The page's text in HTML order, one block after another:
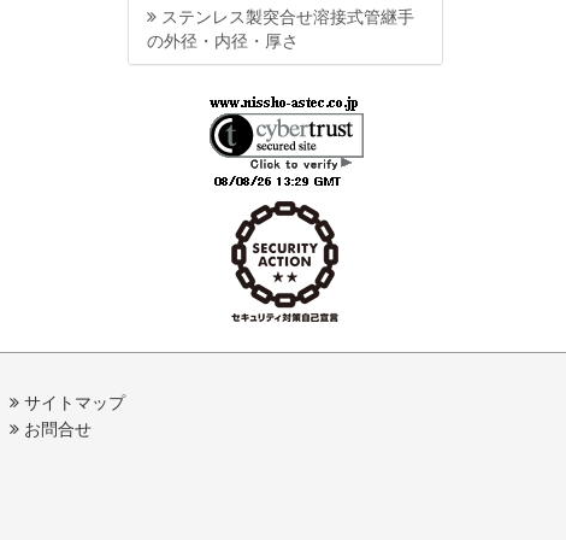
ステンレス製突合せ溶接式管継手
の外径・内径・厚さ
サイトマップ
お問合せ